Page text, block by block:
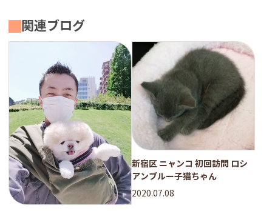
関連ブログ
新宿区 ニャンコ 初回訪問 ロシ
アンブルー子猫ちゃん
2020.07.08